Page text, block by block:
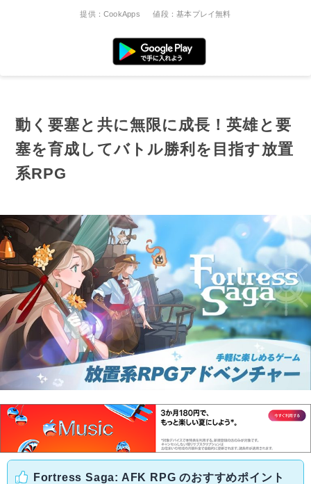
提供：CookApps 値段：基本プレイ無料
動く要塞と共に無限に成長！英雄と要
塞を育成してバトル勝利を目指す放置
系RPG
Fortress Saga: AFK RPG のおすすめポイント